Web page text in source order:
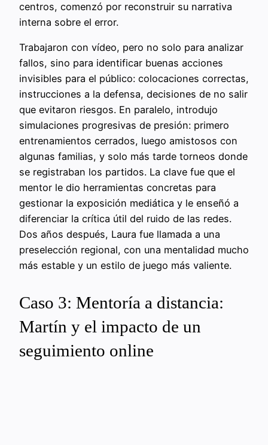
centros, comenzó por reconstruir su narrativa
interna sobre el error.
Trabajaron con vídeo, pero no solo para analizar
fallos, sino para identificar buenas acciones
invisibles para el público: colocaciones correctas,
instrucciones a la defensa, decisiones de no salir
que evitaron riesgos. En paralelo, introdujo
simulaciones progresivas de presión: primero
entrenamientos cerrados, luego amistosos con
algunas familias, y solo más tarde torneos donde
se registraban los partidos. La clave fue que el
mentor le dio herramientas concretas para
gestionar la exposición mediática y le enseñó a
diferenciar la crítica útil del ruido de las redes.
Dos años después, Laura fue llamada a una
preselección regional, con una mentalidad mucho
más estable y un estilo de juego más valiente.
Caso 3: Mentoría a distancia:
Martín y el impacto de un
seguimiento online